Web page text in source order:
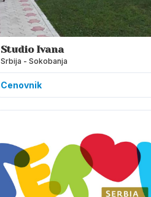
Studio Ivana
Srbija - Sokobanja
Cenovnik